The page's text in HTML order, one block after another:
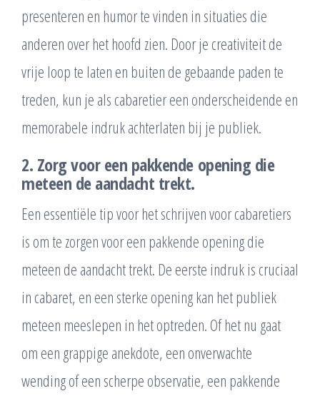
presenteren en humor te vinden in situaties die
anderen over het hoofd zien. Door je creativiteit de
vrije loop te laten en buiten de gebaande paden te
treden, kun je als cabaretier een onderscheidende en
memorabele indruk achterlaten bij je publiek.
2. Zorg voor een pakkende opening die
meteen de aandacht trekt.
Een essentiële tip voor het schrijven voor cabaretiers
is om te zorgen voor een pakkende opening die
meteen de aandacht trekt. De eerste indruk is cruciaal
in cabaret, en een sterke opening kan het publiek
meteen meeslepen in het optreden. Of het nu gaat
om een grappige anekdote, een onverwachte
wending of een scherpe observatie, een pakkende